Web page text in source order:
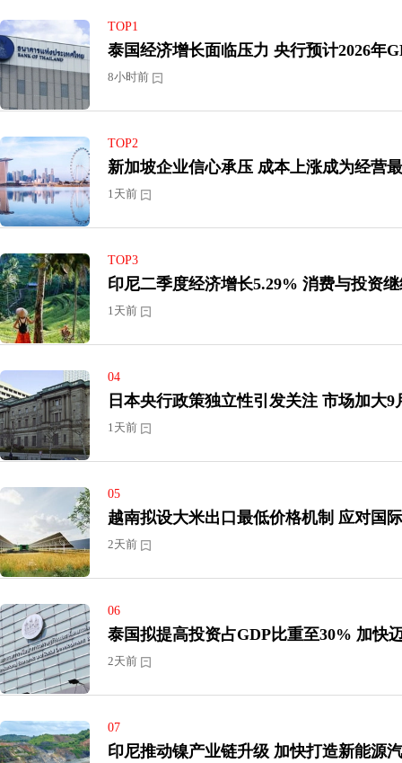
TOP1
泰国经济增长面临压力 央行
8小时前
TOP2
新加坡企业信心承压 成本上涨成为
1天前
TOP3
印尼二季度经济增长
1天前
04
日本央行政策独立性引发
1天前
05
越南拟设大米出口
2天前
06
泰国拟提高投
2天前
07
印尼推动镍产业链升级 加快打